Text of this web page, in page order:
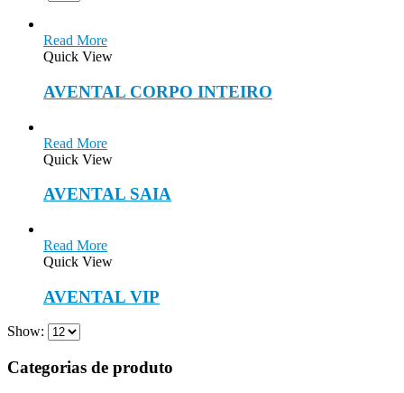
Read More
Quick View
AVENTAL CORPO INTEIRO
Read More
Quick View
AVENTAL SAIA
Read More
Quick View
AVENTAL VIP
Show:
Categorias de produto